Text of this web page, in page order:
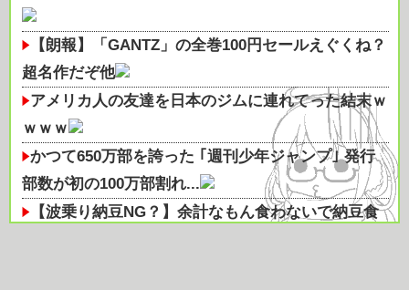
【朗報】「GANTZ」の全巻100円セールえぐくね？
超名作だぞ他
アメリカ人の友達を日本のジムに連れてった結末ｗ
ｗｗｗ
かつて650万部を誇った ｢週刊少年ジャンプ｣ 発行
部数が初の100万部割れ...
【波乗り納豆NG？】余計なもん食わないで納豆食